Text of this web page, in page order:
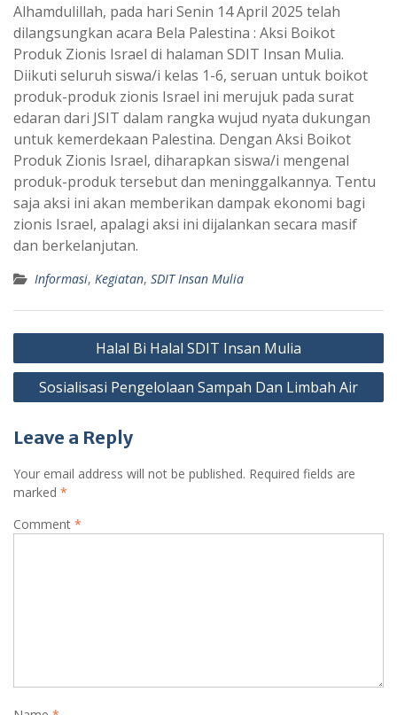
Alhamdulillah, pada hari Senin 14 April 2025 telah
dilangsungkan acara Bela Palestina : Aksi Boikot
Produk Zionis Israel di halaman SDIT Insan Mulia.
Diikuti seluruh siswa/i kelas 1-6, seruan untuk boikot
produk-produk zionis Israel ini merujuk pada surat
edaran dari JSIT dalam rangka wujud nyata dukungan
untuk kemerdekaan Palestina. Dengan Aksi Boikot
Produk Zionis Israel, diharapkan siswa/i mengenal
produk-produk tersebut dan meninggalkannya. Tentu
saja aksi ini akan memberikan dampak ekonomi bagi
zionis Israel, apalagi aksi ini dijalankan secara masif
dan berkelanjutan.
Informasi, Kegiatan, SDIT Insan Mulia
Post
navigation
Halal Bi Halal SDIT Insan Mulia
Sosialisasi Pengelolaan Sampah Dan Limbah Air
Leave a Reply
Your email address will not be published. Required fields are
marked *
Comment *